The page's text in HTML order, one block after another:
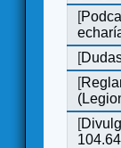
[
[
[
[